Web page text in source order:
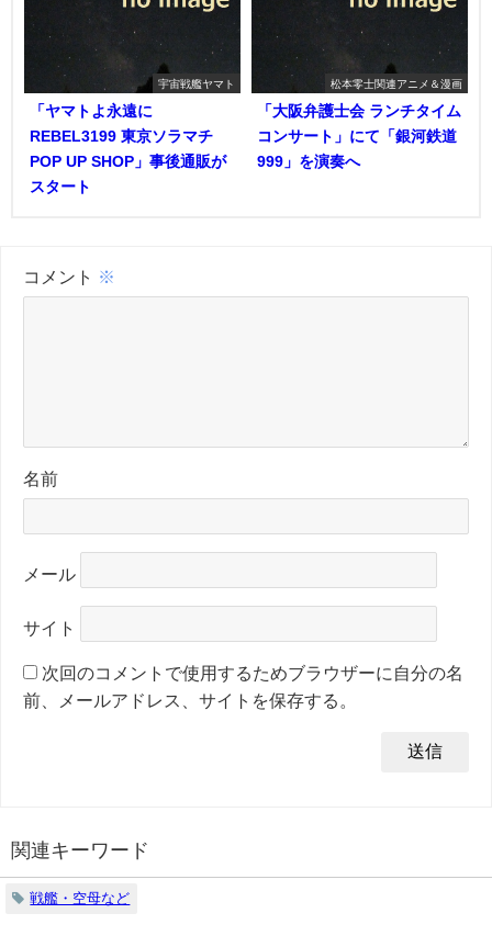
宇宙戦艦ヤマト
「ヤマトよ永遠に
REBEL3199 東京ソラマチ
POP UP SHOP」事後通販が
スタート
松本零士関連アニメ＆漫画
「大阪弁護士会 ランチタイム
コンサート」にて「銀河鉄道
999」を演奏へ
コメント ※
名前
メール
サイト
次回のコメントで使用するためブラウザーに自分の名
前、メールアドレス、サイトを保存する。
関連キーワード
戦艦・空母など